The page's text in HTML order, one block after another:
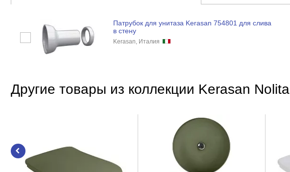
Патрубок для унитаза Kerasan 754801 для слива
в стену
Kerasan, Италия
Другие товары из коллекции Kerasan Nolita